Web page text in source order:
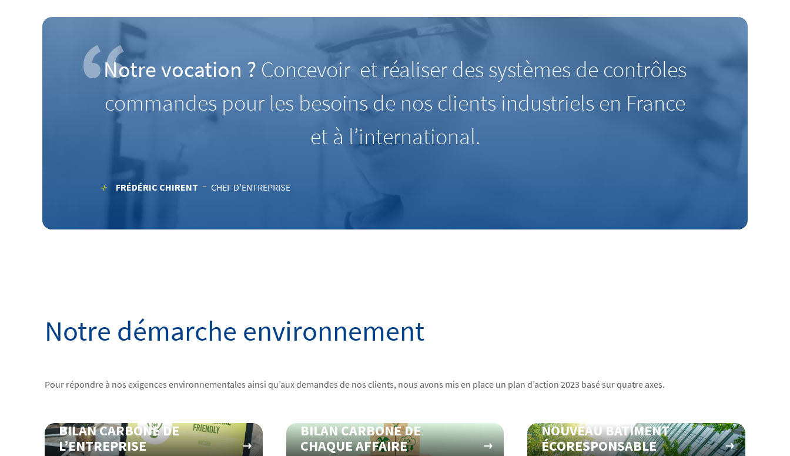
Notre vocation ? Concevoir et réaliser des systèmes de contrôles
commandes pour les besoins de nos clients industriels en France
et à l’international.
FRÉDÉRIC CHIRENT CHEF D'ENTREPRISE
Notre démarche environnement
Pour répondre à nos exigences environnementales ainsi qu’aux demandes de nos clients, nous avons mis en place un plan d’action 2023 basé sur quatre axes.
BILAN CARBONE DE
L’ENTREPRISE
BILAN CARBONE DE
CHAQUE AFFAIRE
NOUVEAU BÂTIMENT
ÉCORESPONSABLE